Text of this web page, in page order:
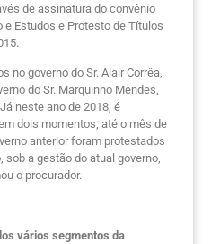
de assinatura do convênio
Estudos e Protesto de Títulos
no governo do Sr. Alair Corrêa,
do Sr. Marquinho Mendes,
neste ano de 2018, é
dois momentos; até o mês de
anterior foram protestados
sob a gestão do atual governo,
o procurador.
vários segmentos da